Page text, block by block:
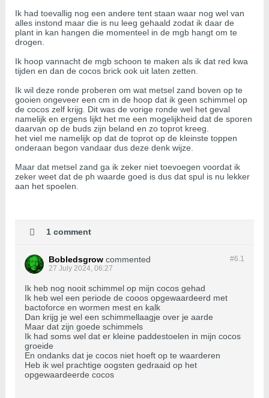
Ik had toevallig nog een andere tent staan waar nog wel van
alles instond maar die is nu leeg gehaald zodat ik daar de
plant in kan hangen die momenteel in de mgb hangt om te
drogen.
Ik hoop vannacht de mgb schoon te maken als ik dat red kwa
tijden en dan de cocos brick ook uit laten zetten.
Ik wil deze ronde proberen om wat metsel zand boven op te
gooien ongeveer een cm in de hoop dat ik geen schimmel op
de cocos zelf krijg. Dit was de vorige ronde wel het geval
namelijk en ergens lijkt het me een mogelijkheid dat de sporen
daarvan op de buds zijn beland en zo toprot kreeg.
het viel me namelijk op dat de toprot op de kleinste toppen
onderaan begon vandaar dus deze denk wijze.
Maar dat metsel zand ga ik zeker niet toevoegen voordat ik
zeker weet dat de ph waarde goed is dus dat spul is nu lekker
aan het spoelen.
1 comment
#6.1
Bobledsgrow commented
27 July 2024, 06:27
Ik heb nog nooit schimmel op mijn cocos gehad
Ik heb wel een periode de cooos opgewaardeerd met
bactoforce en wormen mest en kalk
Dan krijg je wel een schimmellaagje over je aarde
Maar dat zijn goede schimmels
Ik had soms wel dat er kleine paddestoelen in mijn cocos
groeide
En ondanks dat je cocos niet hoeft op te waarderen
Heb ik wel prachtige oogsten gedraaid op het
opgewaardeerde cocos